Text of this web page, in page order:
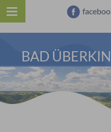
BAD